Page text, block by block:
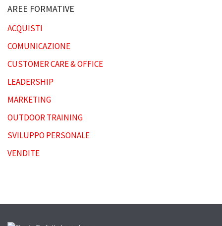
AREE FORMATIVE
ACQUISTI
COMUNICAZIONE
CUSTOMER CARE & OFFICE
LEADERSHIP
MARKETING
OUTDOOR TRAINING
SVILUPPO PERSONALE
VENDITE